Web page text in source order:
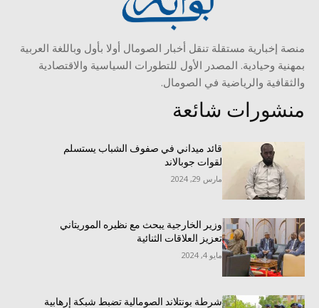
منصة إخبارية مستقلة تنقل أخبار الصومال أولا بأول وباللغة العربية
بمهنية وحيادية. المصدر الأول للتطورات السياسية والاقتصادية
والثقافية والرياضية في الصومال.
منشورات شائعة
قائد ميداني في صفوف الشباب يستسلم
لقوات جوبالاند
مارس 29, 2024
وزير الخارجية يبحث مع نظيره الموريتاني
تعزيز العلاقات الثنائية
مايو 4, 2024
شرطة بونتلاند الصومالية تضبط شبكة إرهابية